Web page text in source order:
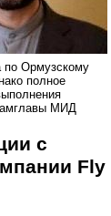
Ормузскому
полное
МИД
с
Fly